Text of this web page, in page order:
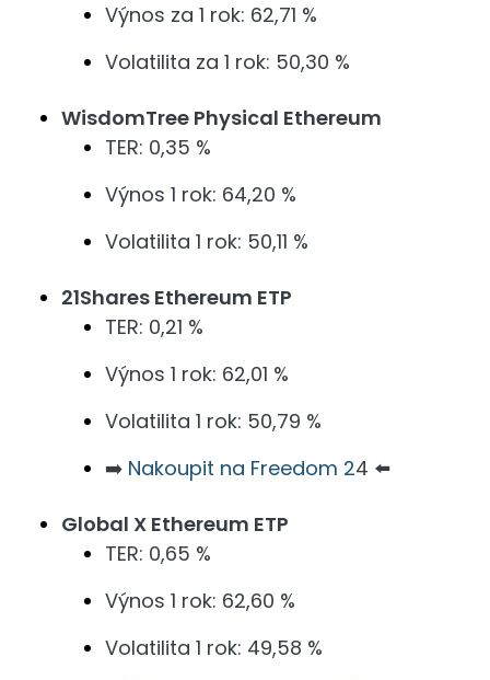
Výnos za 1 rok: 62,71 %
Volatilita za 1 rok: 50,30 %
WisdomTree Physical Ethereum
TER: 0,35 %
Výnos 1 rok: 64,20 %
Volatilita 1 rok: 50,11 %
21Shares Ethereum ETP
TER: 0,21 %
Výnos 1 rok: 62,01 %
Volatilita 1 rok: 50,79 %
➡️ Nakoupit na Freedom 24 ⬅️
Global X Ethereum ETP
TER: 0,65 %
Výnos 1 rok: 62,60 %
Volatilita 1 rok: 49,58 %